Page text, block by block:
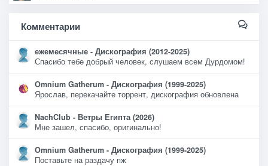
Комментарии
ежемесячные - Дискография (2012-2025)
Спасибо тебе добрый человек, слушаем всем Дурдомом!
Omnium Gatherum - Дискография (1999-2025)
Ярослав, перекачайте торрент, дискография обновлена
NachClub - Ветры Египта (2026)
Мне зашел, спасибо, оригинально!
Omnium Gatherum - Дискография (1999-2025)
Поставьте на раздачу пж